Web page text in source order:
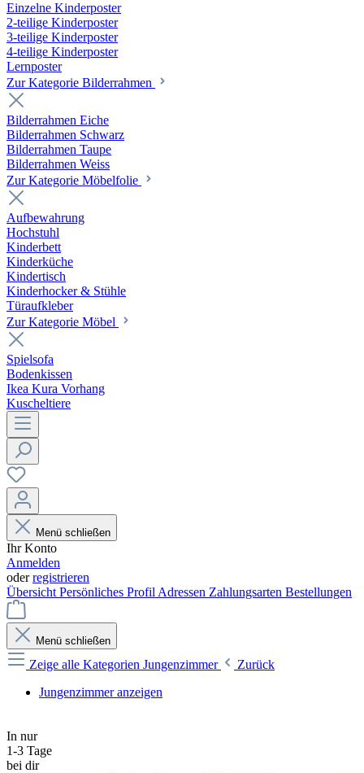
Einzelne Kinderposter
2-teilige Kinderposter
3-teilige Kinderposter
4-teilige Kinderposter
Lernposter
Zur Kategorie Bilderrahmen
Bilderrahmen Eiche
Bilderrahmen Schwarz
Bilderrahmen Taupe
Bilderrahmen Weiss
Zur Kategorie Möbelfolie
Aufbewahrung
Hochstuhl
Kinderbett
Kinderküche
Kindertisch
Kinderhocker & Stühle
Türaufkleber
Zur Kategorie Möbel
Spielsofa
Bodenkissen
Ikea Kura Vorhang
Kuscheltiere
Menü schließen
Ihr Konto
Anmelden
oderregistrieren
Übersicht Persönliches Profil Adressen Zahlungsarten Bestellungen
Menü schließen
Zeige alle Kategorien Jungenzimmer
Zurück
Jungenzimmer anzeigen
In nur
1-3 Tage
bei dir